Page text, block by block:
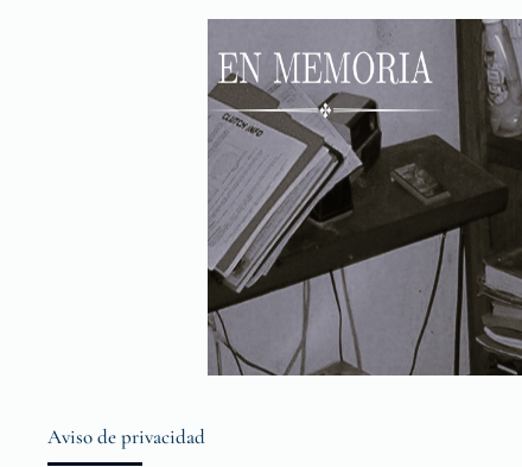
Aviso de privacidad